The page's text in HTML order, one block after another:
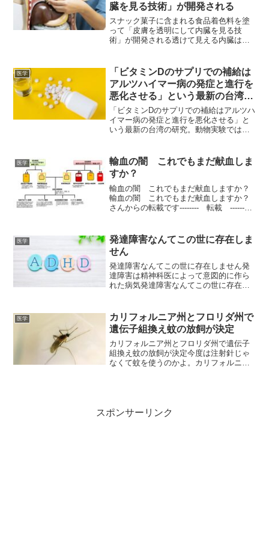
臓を見る技術」が開発される
スナック菓子に含まれる食品着色料を塗
って「皮膚を透明にして内臓を見る技
術」が開発される透けて見える内臓は実
に感じるかもしれません。ところが、ス
タンフォード大学の研究チ...
医学
「ビタミンDのサプリでの補給は
アルツハイマー病の発症と進行を
悪化させる」という最新の台湾の
研究。動物実験では知能も退化
「ビタミンDのサプリでの補給はアルツハ
イマー病の発症と進行を悪化させる」と
いう最新の台湾の研究。動物実験では知
が、高齢化や認知症に関しての医学誌で
あるエイジング・セル ...
医学
輸血の闇 これでもまだ献血しま
すか？
輸血の闇 これでもまだ献血しますか？
輸血の闇 これでもまだ献血しますか？
さんからの転載です-------- 転載 ------こ
血の嘘日本国内で献血された血液の多く
は輸...
医学
発達障害なんてこの世に存在しま
せん
発達障害なんてこの世に存在しません発
達障害は精神科医によって意図的に作ら
れた病気発達障害なんてこの世に存在し
ったものです。 賢い、知能を蓄積してい
る最中の子どもの頭にお...
医学
カリフォルニア州とフロリダ州で
遺伝子組換え蚊の放飼が決定
カリフォルニア州とフロリダ州で遺伝子
組換え蚊の放飼が決定今度は注射針じゃ
なくて蚊を使うのかよ。カリフォルニア
スポンサーリンク